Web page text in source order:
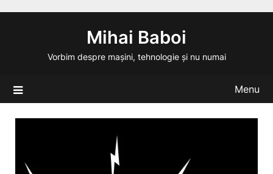
Mihai Baboi
Vorbim despre mașini, tehnologie și nu numai
Menu